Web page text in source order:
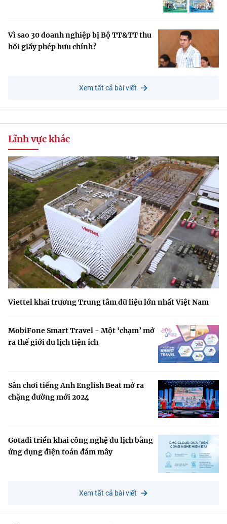
Vì sao 30 doanh nghiệp bị Bộ TT&TT thu
hồi giấy phép bưu chính?
Xem tất cả bài viết
Lĩnh vực khác
Viettel khai trương Trung tâm dữ liệu lớn nhất Việt Nam
MobiFone Smart Travel - Một ‘chạm’ mở
ra thế giới du lịch tiện ích
Sân chơi tiếng Anh English Beat mở ra
chặng đường mới 2024
Gotadi triển khai công nghệ du lịch bằng
ứng dụng điện toán đám mây
Xem tất cả bài viết